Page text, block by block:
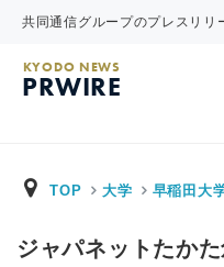
共同通信グループのプレスリリ
KYODO NEWS
PRWIRE
TOP 大学 早稲田大
ジャパネットたか